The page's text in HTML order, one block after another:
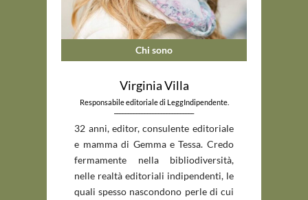
Chi sono
Virginia Villa
Responsabile editoriale di LeggIndipendente.
_____________________________
32 anni, editor, consulente editoriale
e mamma di Gemma e Tessa. Credo
fermamente nella bibliodiversità,
nelle realtà editoriali indipendenti, le
quali spesso nascondono perle di cui